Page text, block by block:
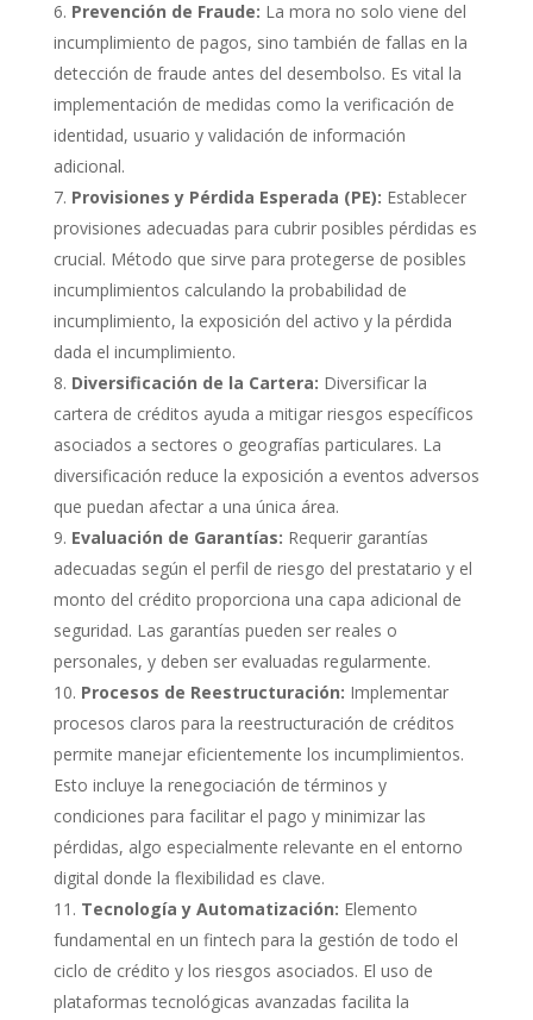
Prevención de Fraude: La mora no solo viene del
incumplimiento de pagos, sino también de fallas en la
detección de fraude antes del desembolso. Es vital la
implementación de medidas como la verificación de
identidad, usuario y validación de información
adicional.
Provisiones y Pérdida Esperada (PE): Establecer
provisiones adecuadas para cubrir posibles pérdidas es
crucial. Método que sirve para protegerse de posibles
incumplimientos calculando la probabilidad de
incumplimiento, la exposición del activo y la pérdida
dada el incumplimiento.
Diversificación de la Cartera: Diversificar la
cartera de créditos ayuda a mitigar riesgos específicos
asociados a sectores o geografías particulares. La
diversificación reduce la exposición a eventos adversos
que puedan afectar a una única área.
Evaluación de Garantías: Requerir garantías
adecuadas según el perfil de riesgo del prestatario y el
monto del crédito proporciona una capa adicional de
seguridad. Las garantías pueden ser reales o
personales, y deben ser evaluadas regularmente.
Procesos de Reestructuración: Implementar
procesos claros para la reestructuración de créditos
permite manejar eficientemente los incumplimientos.
Esto incluye la renegociación de términos y
condiciones para facilitar el pago y minimizar las
pérdidas, algo especialmente relevante en el entorno
digital donde la flexibilidad es clave​.
Tecnología y Automatización: Elemento
fundamental en un fintech para la gestión de todo el
ciclo de crédito y los riesgos asociados. El uso de
plataformas tecnológicas avanzadas facilita la